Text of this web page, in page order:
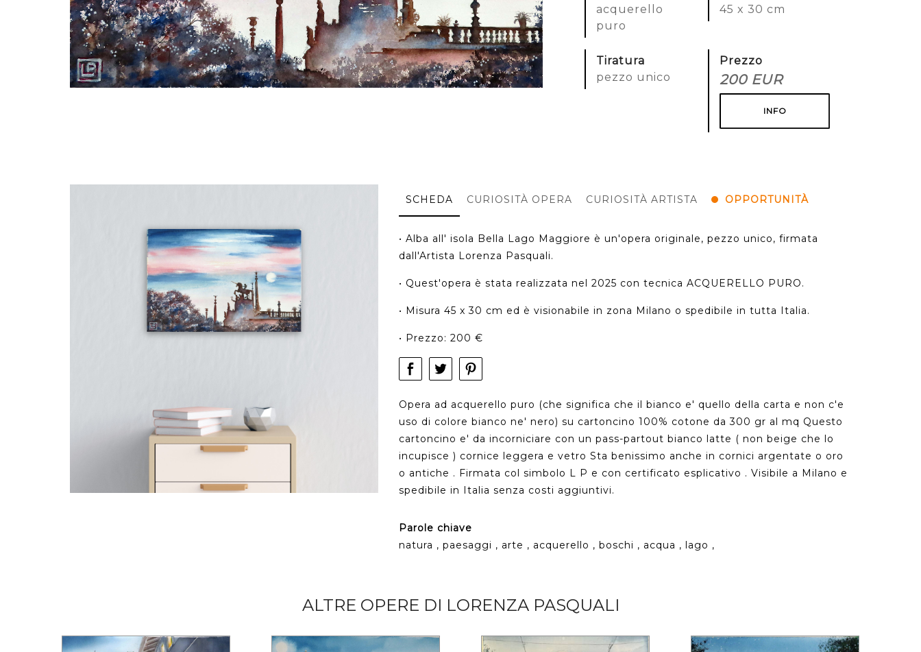
acquerello
puro
45 x 30 cm
Tiratura
pezzo unico
Prezzo
200 EUR
INFO
SCHEDA CURIOSITÀ OPERA CURIOSITÀ ARTISTA OPPORTUNITÀ
• Alba all' isola Bella Lago Maggiore è un'opera originale, pezzo unico, firmata
dall'Artista Lorenza Pasquali.
• Quest'opera è stata realizzata nel 2025 con tecnica ACQUERELLO PURO.
• Misura 45 x 30 cm ed è visionabile in zona Milano o spedibile in tutta Italia.
• Prezzo: 200 €
Opera ad acquerello puro (che significa che il bianco e' quello della carta e non c'e
uso di colore bianco ne' nero) su cartoncino 100% cotone da 300 gr al mq Questo
cartoncino e' da incorniciare con un pass-partout bianco latte ( non beige che lo
incupisce ) cornice leggera e vetro Sta benissimo anche in cornici argentate o oro
o antiche . Firmata col simbolo L P e con certificato esplicativo . Visibile a Milano e
spedibile in Italia senza costi aggiuntivi.
Parole chiave
natura , paesaggi , arte , acquerello , boschi , acqua , lago ,
ALTRE OPERE DI LORENZA PASQUALI